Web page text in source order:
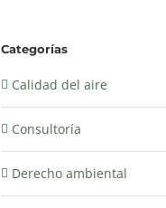
Categorías
Calidad del aire
Consultoría
Derecho ambiental